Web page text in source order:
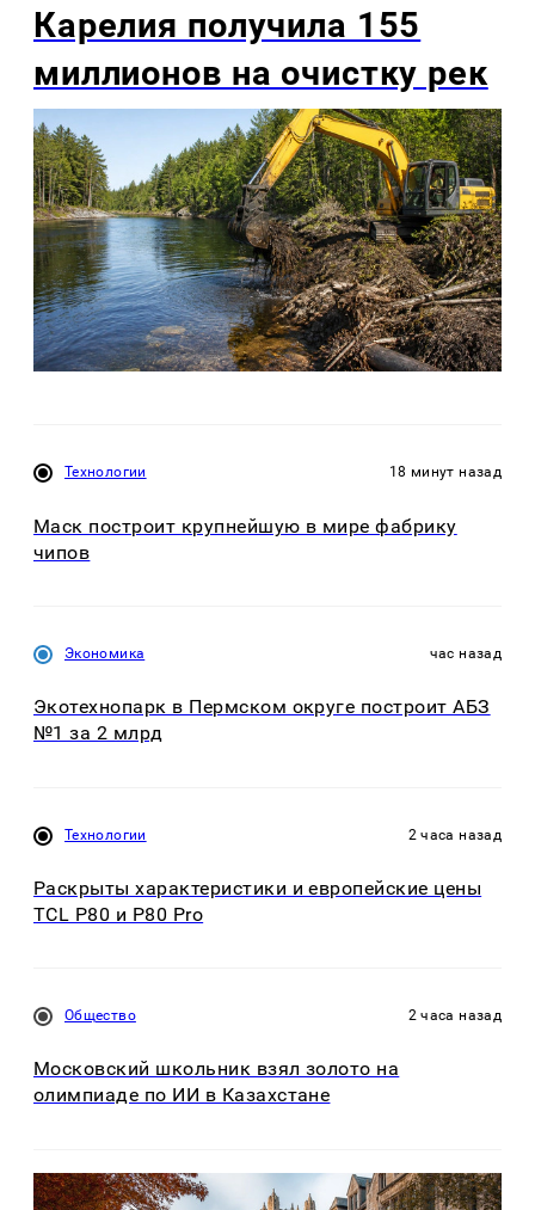
Карелия получила 155
миллионов на очистку рек
Технологии 18 минут назад
Маск построит крупнейшую в мире фабрику
чипов
Экономика час назад
Экотехнопарк в Пермском округе построит АБЗ
№1 за 2 млрд
Технологии 2 часа назад
Раскрыты характеристики и европейские цены
TCL P80 и P80 Pro
Общество 2 часа назад
Московский школьник взял золото на
олимпиаде по ИИ в Казахстане